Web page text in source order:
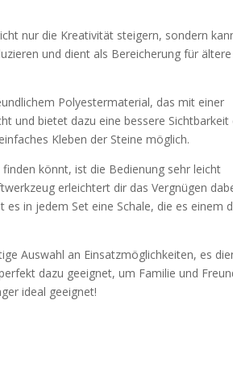
nur die Kreativität steigern, sondern
und dient als Bereicherung für ältere
Polyestermaterial, das mit einer
und bietet dazu eine bessere Sichtbarkeit
Kleben der Steine möglich.
könnt, ist die Bedienung sehr leicht
erleichtert dir das Vergnügen
in jedem Set eine Schale, die es einem
Auswahl an Einsatzmöglichkeiten, es
dazu geeignet, um Familie und
ideal geeignet!